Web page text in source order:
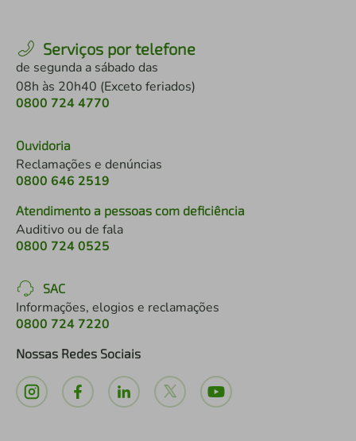
Serviços por telefone
de segunda a sábado das
08h às 20h40 (Exceto feriados)
0800 724 4770
Ouvidoria
Reclamações e denúncias
0800 646 2519
Atendimento a pessoas com deficiência
Auditivo ou de fala
0800 724 0525
SAC
Informações, elogios e reclamações
0800 724 7220
Nossas Redes Sociais